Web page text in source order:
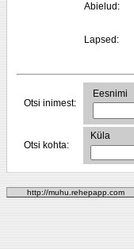
Abielud:
Lapsed:
Otsi inimest:
Eesnimi
Otsi kohta:
Küla
http://muhu.rehepapp.com